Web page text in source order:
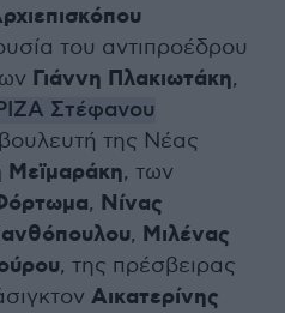
του αντιπροέδρου
Γιάννη Πλακιωτάκη,
Στέφανου
της Νέας
Μεϊμαράκη, των
, Νίνας
, Μιλένας
, της πρέσβειρας
Αικατερίνης